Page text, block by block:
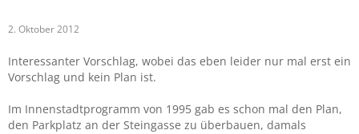
2. Oktober 2012
Interessanter Vorschlag, wobei das eben leider nur mal erst ein
Vorschlag und kein Plan ist.
Im Innenstadtprogramm von 1995 gab es schon mal den Plan,
den Parkplatz an der Steingasse zu überbauen, damals